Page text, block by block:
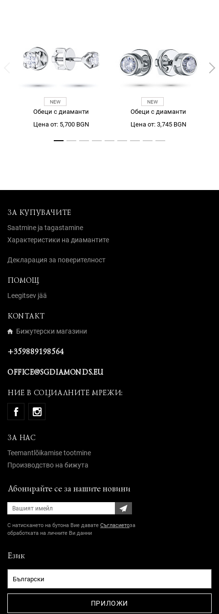
Обеци с диаманти
Цена от: 5,700 BGN
Обеци с диаманти
Цена от: 3,745 BGN
ЗА КУПУВАЧИТЕ
Saatmine ja tagastamine
Характеристики на диамантите
Декларация за поверителност
ПОМОЩ
Leegitsev jää
KONTAKT
Бижутерски магазини
+359889198564
OFFICE@SGDIAMONDS.EU
НИЕ В СОЦИАЛНИТЕ МРЕЖИ:
ЗА НАС
Teemantlõikamise tootmine
Производство на бижута
Абонирайте се за нашите новини
С натискането на бутона Вие давате Съгласиетоза
обработката на личните Ви данни
Език
ПРИЛОЖИ